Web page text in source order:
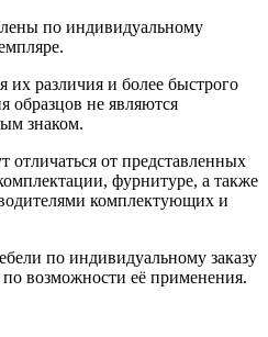
по индивидуальному
различия и более быстрого
образцов не являются
знаком.
отличаться от представленных
фурнитуре, а также
комплектующих и
по индивидуальному заказу
возможности её применения.